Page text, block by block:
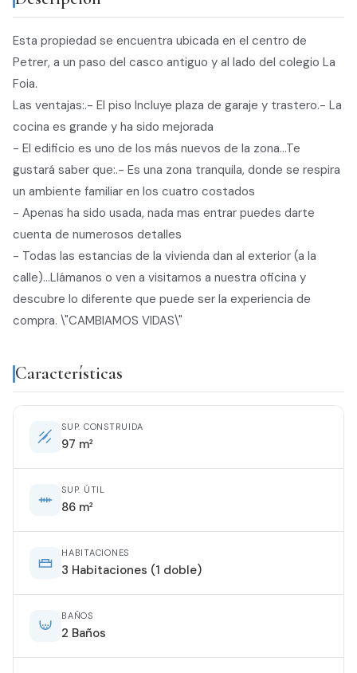
Esta propiedad se encuentra ubicada en el centro de
Petrer, a un paso del casco antiguo y al lado del colegio La
Foia.
Las ventajas:.- El piso Incluye plaza de garaje y trastero.- La
cocina es grande y ha sido mejorada
- El edificio es uno de los más nuevos de la zona...Te
gustará saber que:.- Es una zona tranquila, donde se respira
un ambiente familiar en los cuatro costados
- Apenas ha sido usada, nada mas entrar puedes darte
cuenta de numerosos detalles
- Todas las estancias de la vivienda dan al exterior (a la
calle)...Llámanos o ven a visitarnos a nuestra oficina y
descubre lo diferente que puede ser la experiencia de
compra. \"CAMBIAMOS VIDAS\"
Características
SUP. CONSTRUIDA
97 m²
SUP. ÚTIL
86 m²
HABITACIONES
3 Habitaciones (1 doble)
BAÑOS
2 Baños